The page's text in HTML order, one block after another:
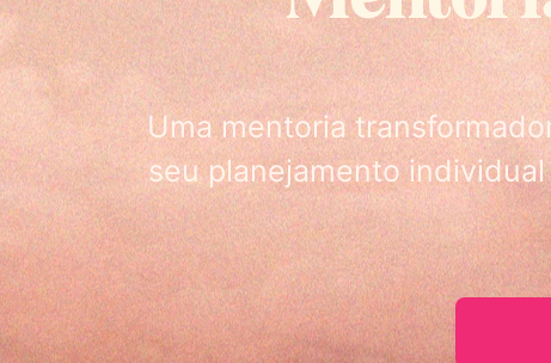
Uma mentoria
seu planejamento